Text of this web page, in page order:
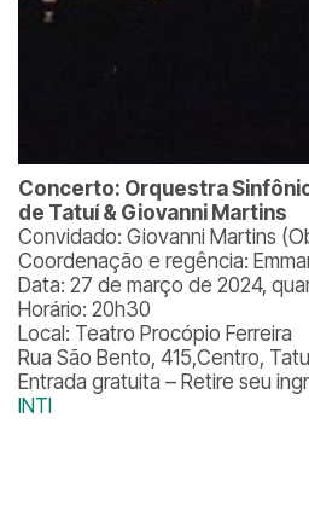
Concerto: Orquestra
de Tatuí & Giovanni Martins
Convidado: Giovanni Martins
Coordenação e regência:
Data: 27 de março de 2024,
Horário: 20h30
Local: Teatro Procópio Ferreira
Rua São Bento, 415,Centro,
Entrada gratuita – Retire seu
INTI